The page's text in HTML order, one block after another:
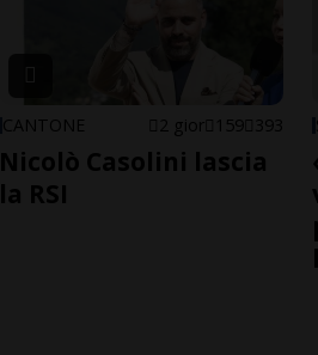
CANTONE 2 gior 159 393
Nicolò Casolini lascia
la RSI